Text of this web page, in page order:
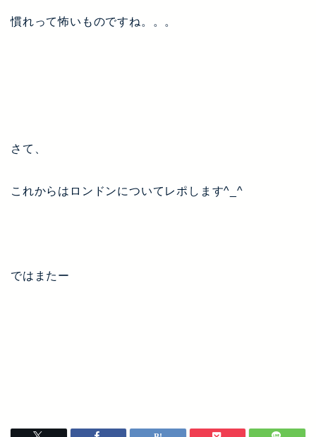
慣れって怖いものですね。。。
さて、
これからはロンドンについてレポします^_^
ではまたー